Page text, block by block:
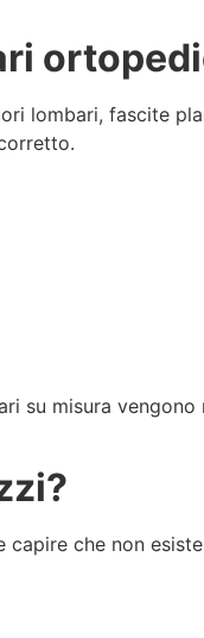
lombari, fascite
su misura vengono
capire che non